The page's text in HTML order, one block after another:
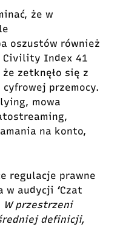
że w
oszustów również
Civility Index 41
że zetknęło się z
przemocy.
mowa
na konto,
regulacje prawne
audycji ‘Czat
W przestrzeni
definicji,